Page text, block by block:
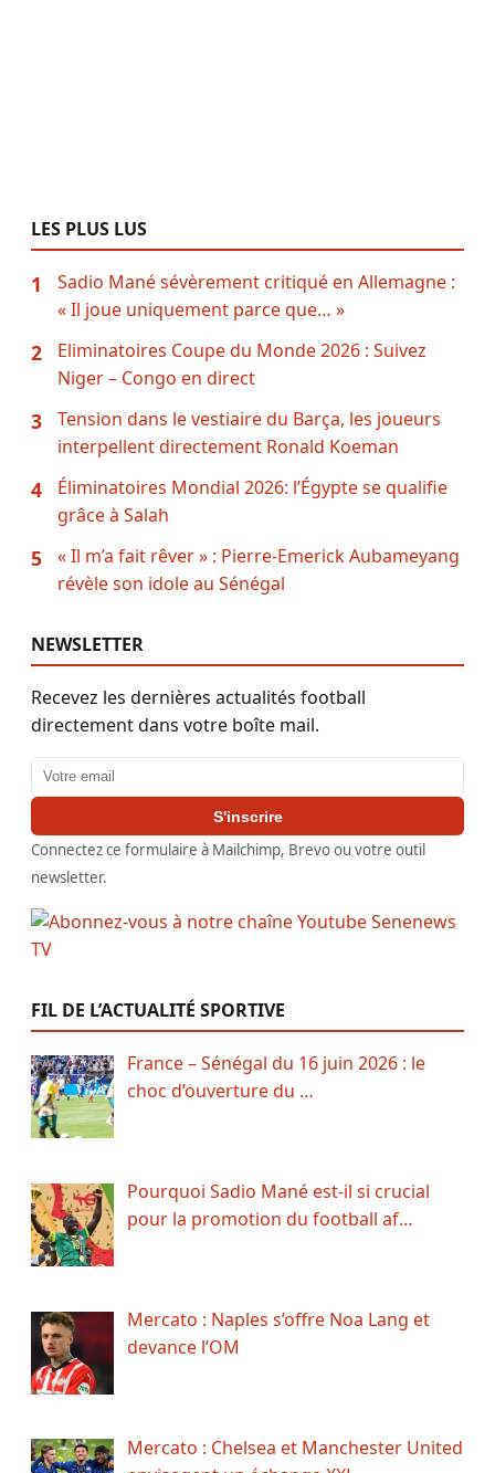
LES PLUS LUS
1
Sadio Mané sévèrement critiqué en Allemagne :
« Il joue uniquement parce que… »
2
Eliminatoires Coupe du Monde 2026 : Suivez
Niger – Congo en direct
3
Tension dans le vestiaire du Barça, les joueurs
interpellent directement Ronald Koeman
4
Éliminatoires Mondial 2026: l’Égypte se qualifie
grâce à Salah
5
« Il m’a fait rêver » : Pierre-Emerick Aubameyang
révèle son idole au Sénégal
NEWSLETTER
Recevez les dernières actualités football
directement dans votre boîte mail.
Adresse email
S'inscrire
Connectez ce formulaire à Mailchimp, Brevo ou votre outil
newsletter.
FIL DE L’ACTUALITÉ SPORTIVE
France – Sénégal du 16 juin 2026 : le
choc d’ouverture du …
Pourquoi Sadio Mané est-il si crucial
pour la promotion du football af…
Mercato : Naples s’offre Noa Lang et
devance l’OM
Mercato : Chelsea et Manchester United